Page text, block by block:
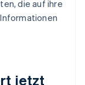
die auf ihre
jetzt